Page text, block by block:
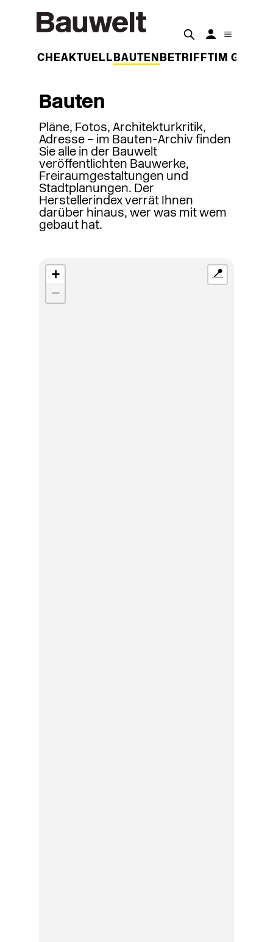
WOCHEAKTUELL BAUTEN BETRIFFT IM
Bauten
Pläne, Fotos, Architekturkritik,
Adresse – im Bauten-Archiv finden
Sie alle in der Bauwelt
veröffentlichten Bauwerke,
Freiraumgestaltungen und
Stadtplanungen. Der
Herstellerindex verrät Ihnen
darüber hinaus, wer was mit wem
gebaut hat.
+
−
📍